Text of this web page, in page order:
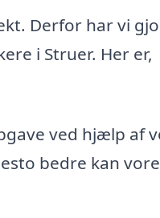
Derfor har vi
i Struer. Her er,
ved hjælp af
bedre kan